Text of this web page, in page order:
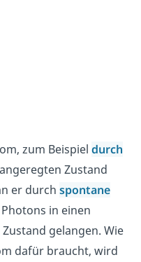
zum Beispieldurch
Zustand
er durchspontane
in einen
gelangen. Wie
dafür braucht, wird